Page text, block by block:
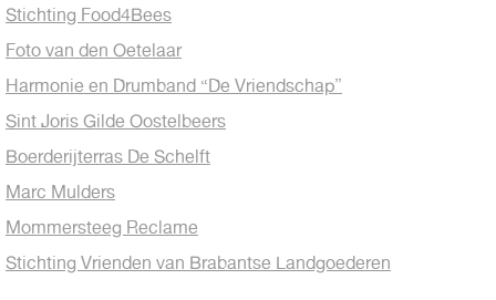
Stichting Food4Bees
Foto van den Oetelaar
Harmonie en Drumband “De Vriendschap”
Sint Joris Gilde Oostelbeers
Boerderijterras De Schelft
Marc Mulders
Mommersteeg Reclame
Stichting Vrienden van Brabantse Landgoederen